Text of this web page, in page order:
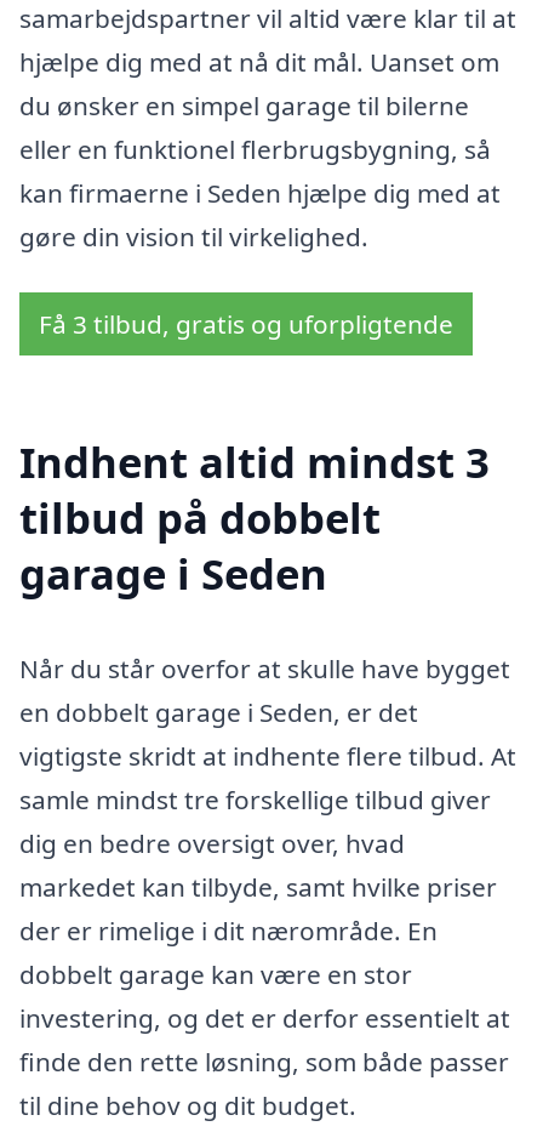
samarbejdspartner vil altid være klar til at
hjælpe dig med at nå dit mål. Uanset om
du ønsker en simpel garage til bilerne
eller en funktionel flerbrugsbygning, så
kan firmaerne i Seden hjælpe dig med at
gøre din vision til virkelighed.
Få 3 tilbud, gratis og uforpligtende
Indhent altid mindst 3
tilbud på dobbelt
garage i Seden
Når du står overfor at skulle have bygget
en dobbelt garage i Seden, er det
vigtigste skridt at indhente flere tilbud. At
samle mindst tre forskellige tilbud giver
dig en bedre oversigt over, hvad
markedet kan tilbyde, samt hvilke priser
der er rimelige i dit nærområde. En
dobbelt garage kan være en stor
investering, og det er derfor essentielt at
finde den rette løsning, som både passer
til dine behov og dit budget.